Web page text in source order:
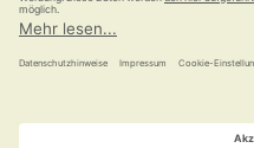
Kauf auf Rechnung
versandkostenfrei